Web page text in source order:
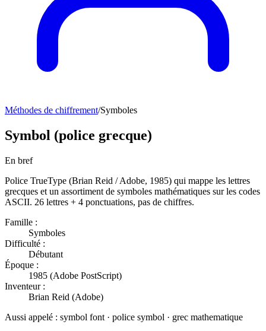
Méthodes de chiffrement/Symboles
Symbol (police grecque)
En bref
Police TrueType (Brian Reid / Adobe, 1985) qui mappe les lettres
grecques et un assortiment de symboles mathématiques sur les codes
ASCII. 26 lettres + 4 ponctuations, pas de chiffres.
Famille :
Symboles
Difficulté :
Débutant
Époque :
1985 (Adobe PostScript)
Inventeur :
Brian Reid (Adobe)
Aussi appelé : symbol font · police symbol · grec mathematique